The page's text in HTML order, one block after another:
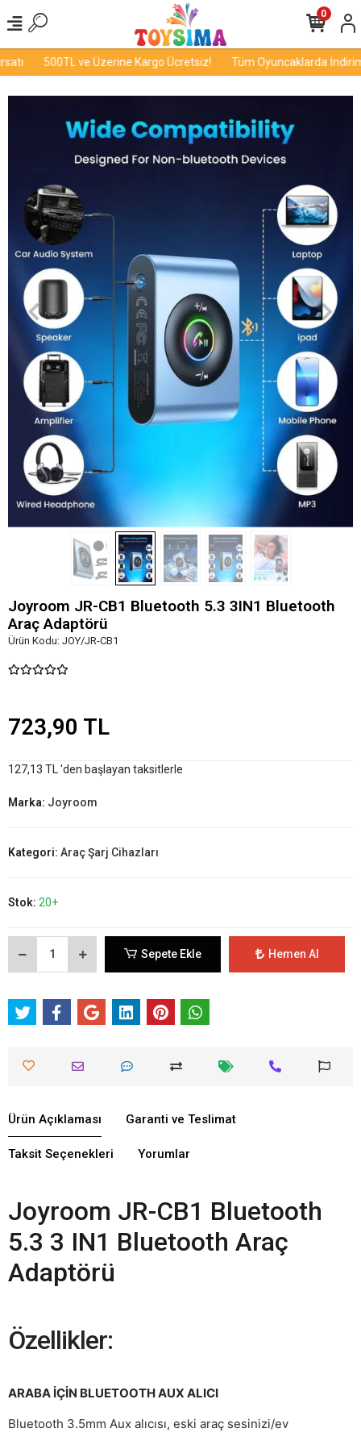
500TL ve Üzerine Kargo Ücretsiz! Tüm Oyuncaklarda İndirim
0
Joyroom JR-CB1 Bluetooth 5.3 3IN1 Bluetooth
Araç Adaptörü
Ürün Kodu: JOY/JR-CB1
723,90 TL
127,13 TL 'den başlayan taksitlerle
Marka: Joyroom
Kategori: Araç Şarj Cihazları
Stok: 20+
Sepete Ekle Hemen Al
Ürün Açıklaması Garanti ve Teslimat
Taksit Seçenekleri Yorumlar
Joyroom JR-CB1 Bluetooth
5.3 3 IN1 Bluetooth Araç
Adaptörü
Özellikler:
ARABA İÇİN BLUETOOTH AUX ALICI
Bluetooth 3.5mm Aux alıcısı, eski araç sesinizi/ev